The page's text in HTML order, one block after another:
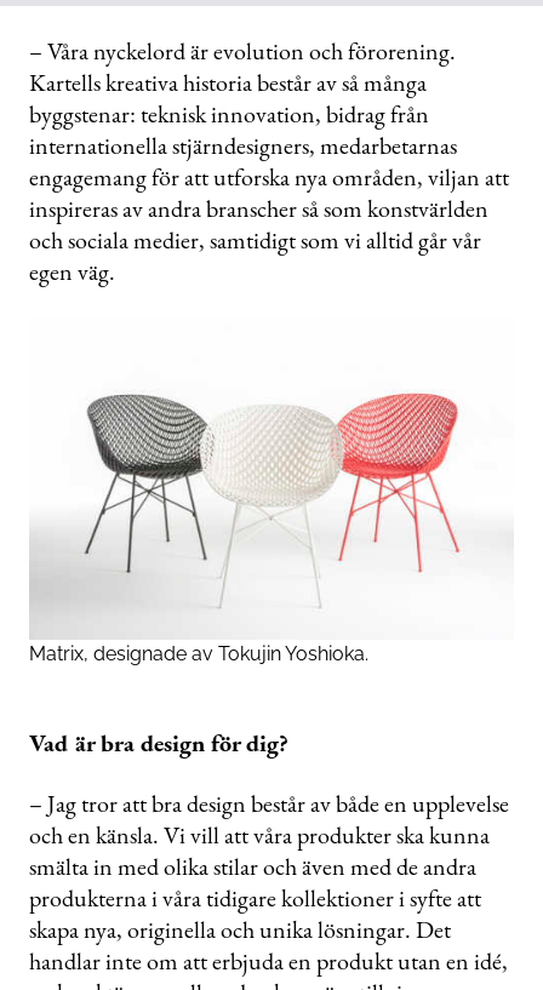
– Våra nyckelord är evolution och förorening.
Kartells kreativa historia består av så många
byggstenar: teknisk innovation, bidrag från
internationella stjärndesigners, medarbetarnas
engagemang för att utforska nya områden, viljan att
inspireras av andra branscher så som konstvärlden
och sociala medier, samtidigt som vi alltid går vår
egen väg.
Matrix, designade av Tokujin Yoshioka.
Vad är bra design för dig?
– Jag tror att bra design består av både en upplevelse
och en känsla. Vi vill att våra produkter ska kunna
smälta in med olika stilar och även med de andra
produkterna i våra tidigare kollektioner i syfte att
skapa nya, originella och unika lösningar. Det
handlar inte om att erbjuda en produkt utan en idé,